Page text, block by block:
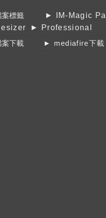
案標籤 ► IM-Magic
► Professional
案下載